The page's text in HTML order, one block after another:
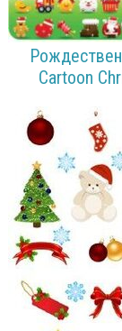
Cartoon